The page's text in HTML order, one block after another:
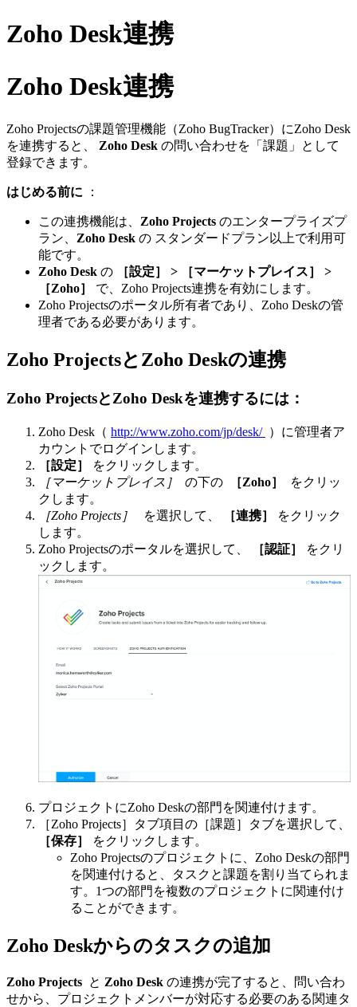
Zoho Desk連携
Zoho Desk連携
Zoho Projectsの課題管理機能（Zoho BugTracker）にZoho Desk
を連携すると、 Zoho Desk の問い合わせを「課題」として
登録できます。
はじめる前に ：
この連携機能は、 Zoho Projects のエンタープライズプ
ラン、 Zoho Desk の スタンダードプラン以上で利用可
能です。
Zoho Desk の
［設定］ > ［マーケットプレイス］ >
［Zoho］ で、Zoho Projects連携を有効にします。
Zoho Projectsのポータル所有者であり、Zoho Deskの管
理者である必要があります。
Zoho ProjectsとZoho Deskの連携
Zoho ProjectsとZoho Deskを連携するには：
Zoho Desk（ http://www.zoho.com/jp/desk/ ）に管理者ア
カウントでログインします。
［設定］
をクリックします。
［マーケットプレイス］ の下の ［Zoho］
をクリッ
クします。
［Zoho Projects］
を選択して、 ［連携］
をクリック
します。
Zoho Projectsのポータルを選択して、
［認証］
をクリ
ックします。
プロジェクトにZoho Deskの部門を関連付けます。
［Zoho Projects］タブ項目の［課題］タブを選択して、
［保存］
をクリックします。
Zoho Projectsのプロジェクトに、Zoho Deskの部門
を関連付けると、タスクと課題を割り当てられま
す。1つの部門を複数のプロジェクトに関連付け
ることができます。
Zoho Deskからのタスクの追加
Zoho Projects と Zoho Desk の連携が完了すると、問い合わ
せから、プロジェクトメンバーが対応する必要のある関連タ